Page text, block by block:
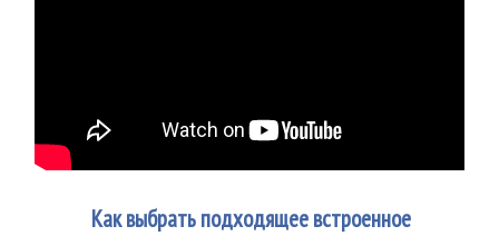
Как выбрать подходящее встроенное